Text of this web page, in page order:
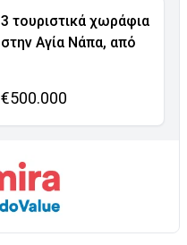
3 τουριστικά χωράφια
στην Αγία Νάπα, από
€500.000